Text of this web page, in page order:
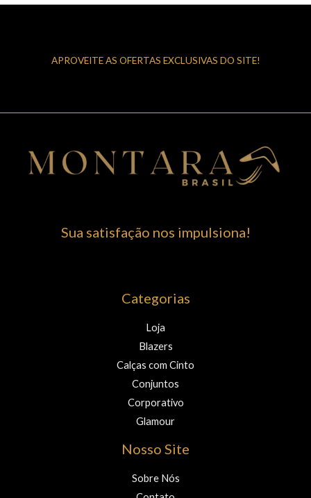
APROVEITE AS OFERTAS EXCLUSIVAS DO SITE!
Sua satisfação nos impulsiona!
Categorias
Loja
Blazers
Calças com Cinto
Conjuntos
Corporativo
Glamour
Nosso Site
Sobre Nós